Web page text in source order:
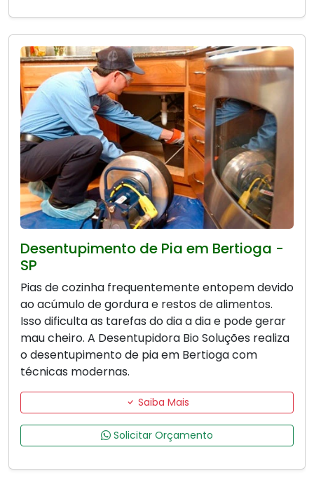
Desentupimento de Pia em Bertioga -
SP
Pias de cozinha frequentemente entopem devido
ao acúmulo de gordura e restos de alimentos.
Isso dificulta as tarefas do dia a dia e pode gerar
mau cheiro. A Desentupidora Bio Soluções realiza
o desentupimento de pia em Bertioga com
técnicas modernas.
Saiba Mais
Solicitar Orçamento